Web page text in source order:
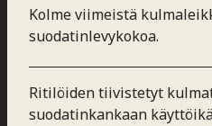
Kolme viimeistä
suodatinlevykokoa.
Ritilöiden tiivistetyt
suodatinkankaan